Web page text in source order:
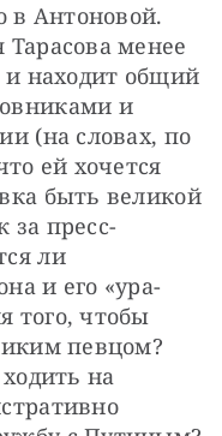
в Антоновой.
Тарасова менее
и находит общий
и
(на словах, по
ей хочется
быть великой
за пресс-
ли
и его «ура-
того, чтобы
певцом?
на